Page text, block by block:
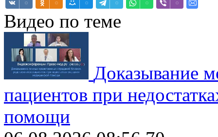
Видео по теме
Доказывание
пациентов при
помощи